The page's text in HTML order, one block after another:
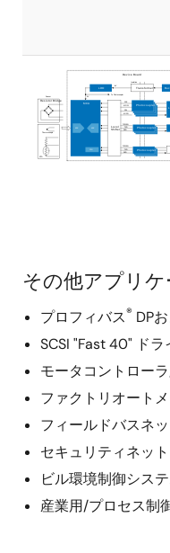
その他アプリ
プロフィバス® DP
SCSI "Fast 40" ド
モータコントロー
ファクトリオート
フィールドバスネ
セキュリティネッ
ビル環境制御シス
産業用/プロセス制